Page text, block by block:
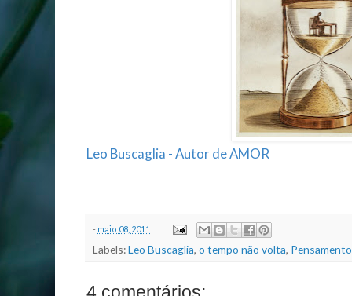
Leo Buscaglia - Autor de AMOR
- maio 08, 2011
Labels:Leo Buscaglia, o tempo não volta,